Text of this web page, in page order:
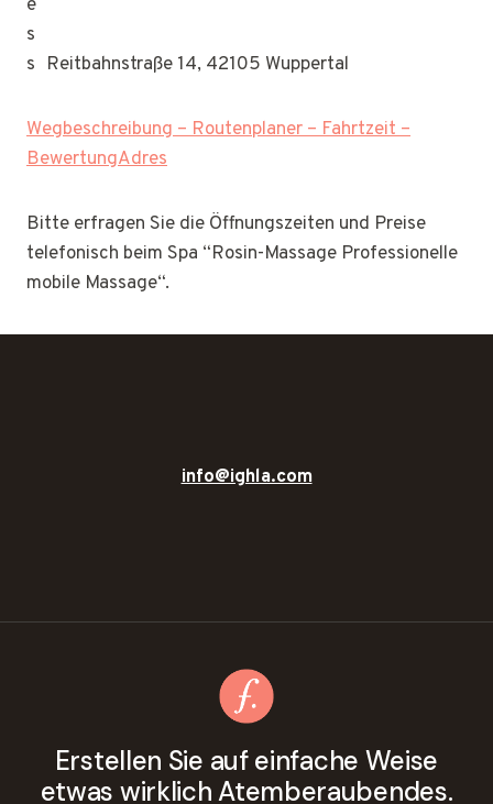
Reitbahnstraße 14, 42105 Wuppertal
Wegbeschreibung – Routenplaner – Fahrtzeit –
BewertungAdres
Bitte erfragen Sie die Öffnungszeiten und Preise
telefonisch beim Spa “Rosin-Massage Professionelle
mobile Massage“.
info@ighla.com
Erstellen Sie auf einfache Weise
etwas wirklich Atemberaubendes.